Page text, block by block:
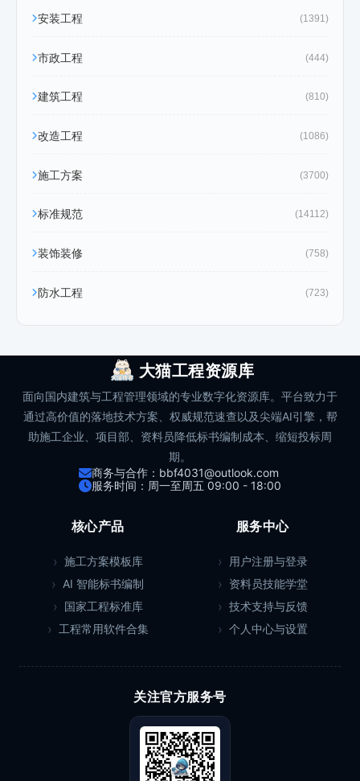
安装工程 (1391)
市政工程 (444)
建筑工程 (810)
改造工程 (1086)
施工方案 (3700)
标准规范 (14112)
装饰装修 (758)
防水工程 (723)
大猫工程资源库
面向国内建筑与工程管理领域的专业数字化资源库。平台致力于
通过高价值的落地技术方案、权威规范速查以及尖端AI引擎，帮
助施工企业、项目部、资料员降低标书编制成本、缩短投标周
期。
商务与合作：bbf4031@outlook.com
服务时间：周一至周五 09:00 - 18:00
核心产品
施工方案模板库
AI 智能标书编制
国家工程标准库
工程常用软件合集
服务中心
用户注册与登录
资料员技能学堂
技术支持与反馈
个人中心与设置
关注官方服务号